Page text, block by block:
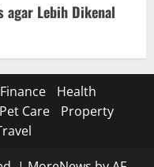
Lebih Dikenal
Finance
Health
Pet Care
Property